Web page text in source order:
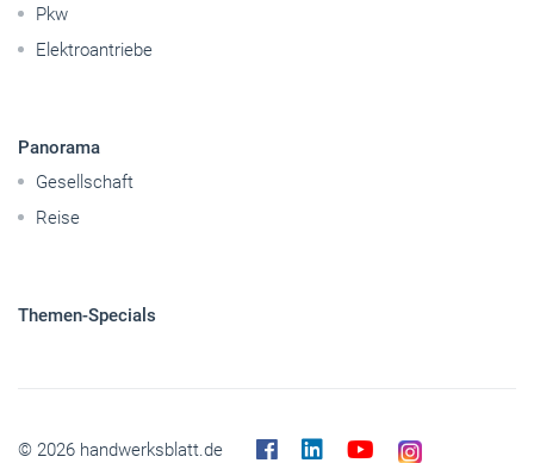
Pkw
Elektroantriebe
Panorama
Gesellschaft
Reise
Themen-Specials
© 2026 handwerksblatt.de